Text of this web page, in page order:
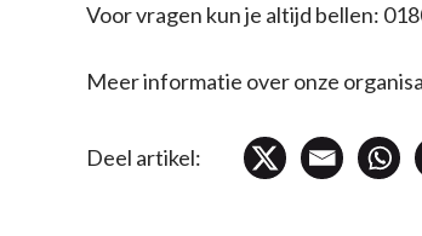
Voor vragen kun je altijd bellen:
Meer informatie over onze
Deel artikel: